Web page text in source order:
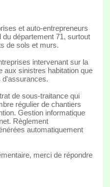
et auto-entrepreneurs
département 71, surtout
de sols et murs.
intervenant sur la
aux sinistres habitation que
d'assurances.
de sous-traitance qui
régulier de chantiers
Gestion informatique
Règlement
automatiquement
merci de répondre